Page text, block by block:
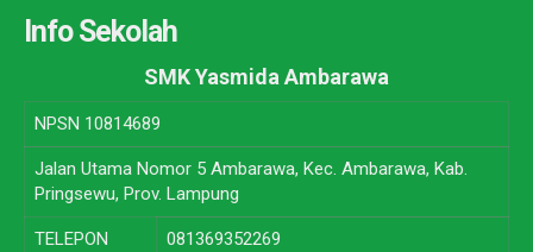
Info Sekolah
SMK Yasmida Ambarawa
NPSN 10814689
Jalan Utama Nomor 5 Ambarawa, Kec. Ambarawa, Kab.
Pringsewu, Prov. Lampung
TELEPON 081369352269